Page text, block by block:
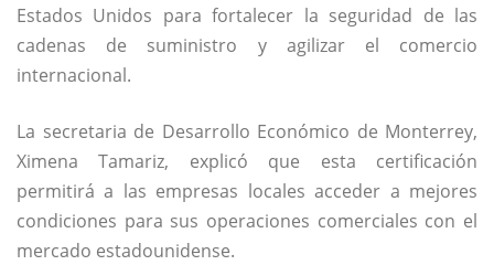
Estados Unidos para fortalecer la seguridad de las
cadenas de suministro y agilizar el comercio
internacional.
La secretaria de Desarrollo Económico de Monterrey,
Ximena Tamariz, explicó que esta certificación
permitirá a las empresas locales acceder a mejores
condiciones para sus operaciones comerciales con el
mercado estadounidense.